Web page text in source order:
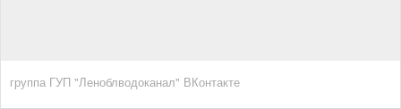
группа ГУП "Леноблводоканал" ВКонтакте